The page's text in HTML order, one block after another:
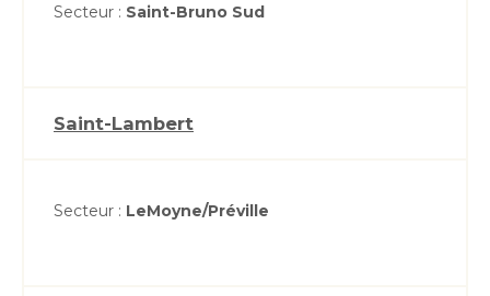
Secteur : Saint-Bruno Sud
Saint-Lambert
Secteur : LeMoyne/Préville